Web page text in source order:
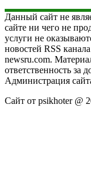
Данный сайт не
сайте ни чего не
услуги не
новостей RSS
newsru.com.
ответственность за
Администрация
Сайт от psikhoter @